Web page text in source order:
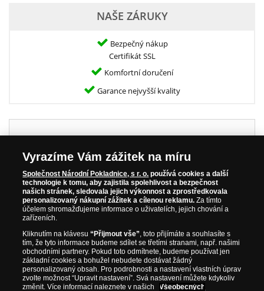
NAŠE ZÁRUKY
Bezpečný nákup
Certifikát SSL
Komfortní doručení
Garance nejvyšší kvality
Zušlechtění:
Ryzí stříbro 999/1000
Kov:
Základní
Průměr:
cca 45 mm
Rok vydání:
2024
Kvalita:
Antique Finish
Limitace:
5000 kompletních kolekcí
Vyrazíme Vám zážitek na míru
Společnost Národní Pokladnice, s r. o. používá cookies a další
technologie k tomu, aby zajistila spolehlivost a bezpečnost
našich stránek, sledovala jejich výkonnost a zprostředkovala
personalizovaný nákupní zážitek a cílenou reklamu. Za tímto
účelem shromažďujeme informace o uživatelích, jejich chování a
zařízeních.
Kliknutím na klávesu“Přijmout vše”, toto přijímáte a souhlasíte s
tím, že tyto informace budeme sdílet se třetími stranami, např. našimi
obchodními partnery. Pokud toto odmítnete, budeme používat jen
základní cookies a bohužel nebudete dostávat žádný
personalizovaný obsah. Pro podrobnosti a nastavení vlastních úprav
zvolte možnost “Upravit nastavení”. Svá nastavení můžete kdykoliv
změnit. Více informací naleznete v našich
Všeobecných